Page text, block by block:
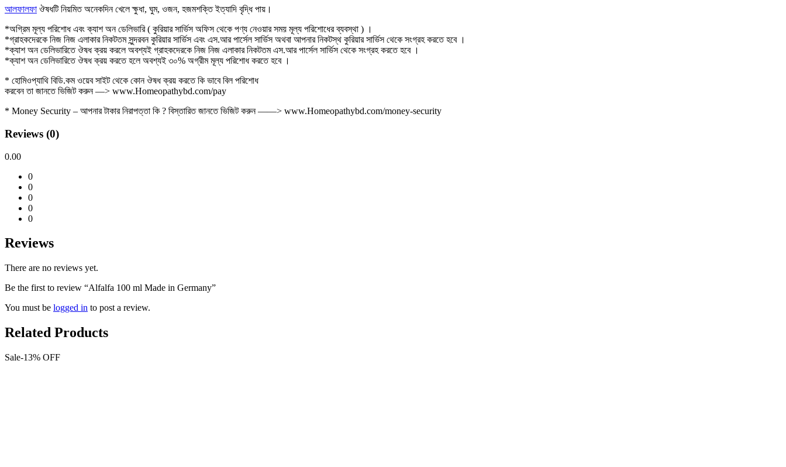
আলফালফা ঔষধটি নিয়মিত অনেকদিন খেলে ক্ষুধা, ঘুম, ওজন, হজমশক্তি ইত্যাদি বৃদ্ধি পায়।
*অগ্রিম মূল্য পরিশোধ এবং ক্যাশ অন ডেলিভারি ( কুরিয়ার সার্ভিস অফিস থেকে পণ্য নেওয়ার সময় মূল্য পরিশোধের ব্যবস্থা ) ।
*গ্রাহকদেরকে নিজ নিজ এলাকার নিকটতম সুন্দরবন কুরিয়ার সার্ভিস এবং এস.আর পার্সেল সার্ভিস অথবা আপনার নিকটস্থ কুরিয়ার সার্ভিস থেকে সংগ্রহ করতে হবে ।
*ক্যাশ অন ডেলিভারিতে ঔষধ ক্রয় করলে অবশ্যই গ্রাহকদেরকে নিজ নিজ এলাকার নিকটতম এস.আর পার্সেল সার্ভিস থেকে সংগ্রহ করতে হবে ।
*ক্যাশ অন ডেলিভারিতে ঔষধ ক্রয় করতে হলে অবশ্যই ৩০% অগ্রীম মূল্য পরিশোধ করতে হবে ।
* হোমিওপ্যাথি বিডি.কম ওয়েব সাইট থেকে কোন ঔষধ ক্রয় করতে কি ভাবে বিল পরিশোধ
করবেন তা জানতে ভিজিট করুন —> www.Homeopathybd.com/pay
* Money Security – আপনার টাকার নিরাপত্তা কি ? বিস্তারিত জানতে ভিজিট করুন ——> www.Homeopathybd.com/money-security
Reviews (0)
0.00
0
0
0
0
0
Reviews
There are no reviews yet.
Be the first to review “Alfalfa 100 ml Made in Germany”
You must be logged in to post a review.
Related Products
Sale-13% OFF